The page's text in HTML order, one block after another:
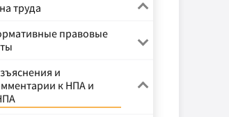
труда
правовые
и
к НПА и